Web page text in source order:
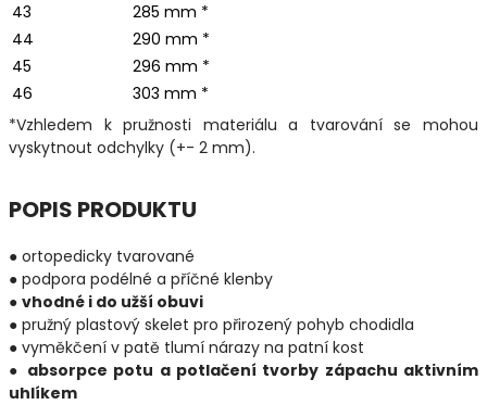
43
285 mm *
44
290 mm *
45
296 mm *
46
303 mm *
*Vzhledem k pružnosti materiálu a tvarování se mohou
vyskytnout odchylky (+- 2 mm).
POPIS PRODUKTU
● ortopedicky tvarované
● podpora podélné a příčné klenby
● vhodné i do užší obuvi
● pružný plastový skelet pro přirozený pohyb chodidla
● vyměkčení v patě tlumí nárazy na patní kost
● absorpce potu a potlačení tvorby zápachu aktivním
uhlíkem